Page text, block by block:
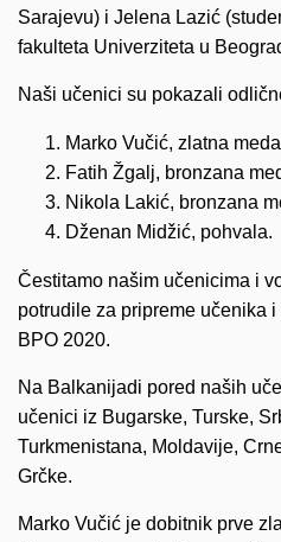
Sarajevu) i Jelena Lazić
fakulteta Univerziteta u
Naši učenici su pokazali
Marko Vučić, zlatna
Fatih Žgalj, bronzana
Nikola Lakić, bronzana
Dženan Midžić, pohvala.
Čestitamo našim učenicima i
potrudile za pripreme učenika
BPO 2020.
Na Balkanijadi pored naših
učenici iz Bugarske, Turske,
Turkmenistana, Moldavije,
Grčke.
Marko Vučić je dobitnik prve